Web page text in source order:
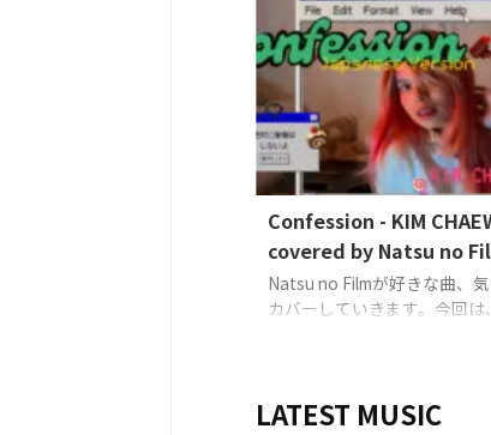
「Fearless」
Vocals,
no Film)
Confession - KIM
covered by Natsu no
Natsu no Filmが好きな曲、
カバーしていきます。今回は
LATEST MUSIC